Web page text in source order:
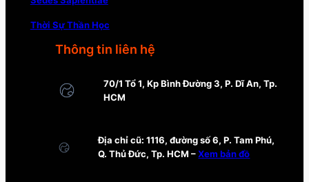
Thời Sự Thần Học
Thông tin liên hệ
70/1 Tổ 1, Kp Bình Đường 3, P. Dĩ An, Tp.
HCM
Địa chỉ cũ: 1116, đường số 6, P. Tam Phú,
Q. Thủ Đức, Tp. HCM –Xem bản đồ